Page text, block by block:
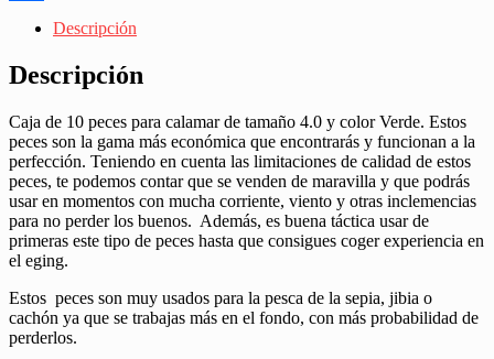
Descripción
Descripción
Caja de 10 peces para calamar de tamaño 4.0 y color Verde. Estos
peces son la gama más económica que encontrarás y funcionan a la
perfección. Teniendo en cuenta las limitaciones de calidad de estos
peces, te podemos contar que se venden de maravilla y que podrás
usar en momentos con mucha corriente, viento y otras inclemencias
para no perder los buenos. Además, es buena táctica usar de
primeras este tipo de peces hasta que consigues coger experiencia en
el eging.
Estos peces son muy usados para la pesca de la sepia, jibia o
cachón ya que se trabajas más en el fondo, con más probabilidad de
perderlos.